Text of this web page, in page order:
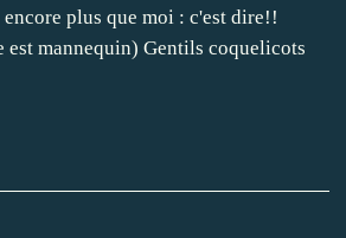
plus que moi : c'est dire!!
mannequin) Gentils coquelicots